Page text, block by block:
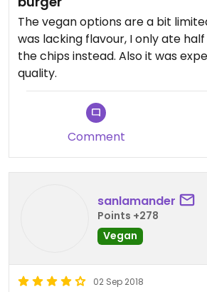
The vegan options are a bit
was lacking flavour, I only ate
the chips instead. Also it was
quality.
Comment
sanlamander
Points +278
Vegan
02 Sep 2018